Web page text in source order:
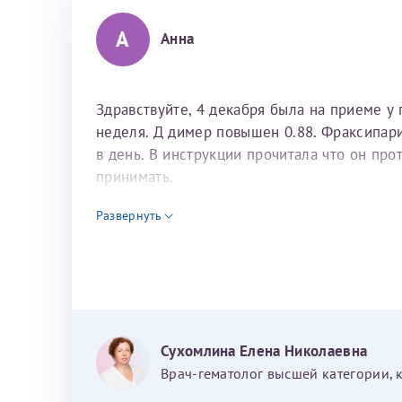
А Анна
Здравствуйте, 4 декабря была на приеме
неделя. Д димер повышен 0.88.
в день. В инструкции прочитала что он
принимать.
Развернуть
Сухомлина Елена Николаевна
Врач-гематолог высшей